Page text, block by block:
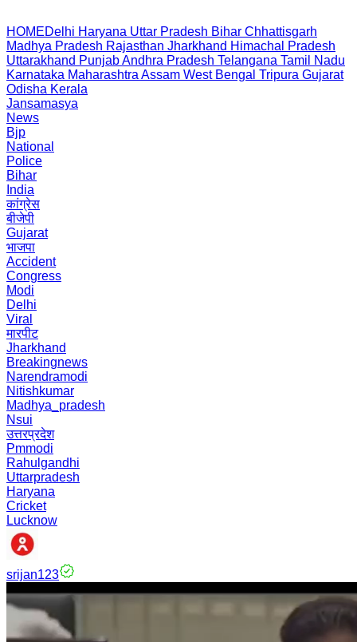
HOMEDelhi Haryana Uttar Pradesh Bihar Chhattisgarh
Madhya Pradesh Rajasthan Jharkhand Himachal Pradesh
Uttarakhand PunjabAndhra Pradesh Telangana Tamil Nadu
Karnataka Maharashtra Assam West Bengal Tripura Gujarat
Odisha Kerala
Jansamasya
News
Bjp
National
Police
Bihar
India
कांग्रेस
बीजेपी
Gujarat
भाजपा
Accident
Congress
Modi
Delhi
Viral
मारपीट
Jharkhand
Breakingnews
Narendramodi
Nitishkumar
Madhya_pradesh
Nsui
उत्तरप्रदेश
Pmmodi
Rahulgandhi
Uttarpradesh
Haryana
Cricket
Lucknow
srijan123